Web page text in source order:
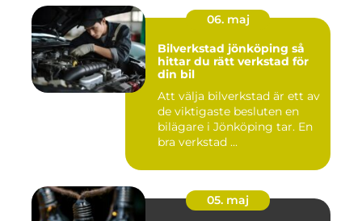
06. maj
Bilverkstad jönköping så
hittar du rätt verkstad för
din bil
Att välja bilverkstad är ett av
de viktigaste besluten en
bilägare i Jönköping tar. En
bra verkstad ...
05. maj